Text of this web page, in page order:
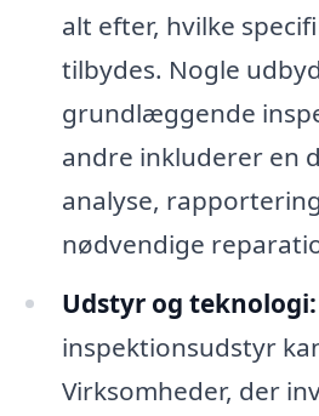
alt efter, hvilke
tilbydes. Nogle
grundlæggende
andre inkluderer en
analyse,
nødvendige
Udstyr og teknologi:
inspektionsudstyr
Virksomheder, der